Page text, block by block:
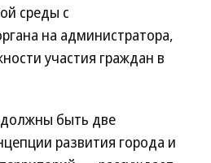
среды с
на администратора,
участия граждан в
быть две
развития города и